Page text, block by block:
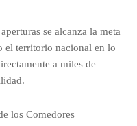
se alcanza la meta
el territorio nacional en lo
a miles de
los Comedores